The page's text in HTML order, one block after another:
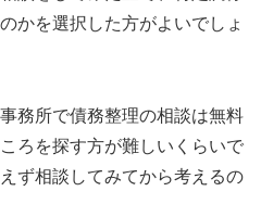
かを選択した方がよいでしょ
務所で債務整理の相談は無料
ろを探す方が難しいくらいで
ず相談してみてから考えるの